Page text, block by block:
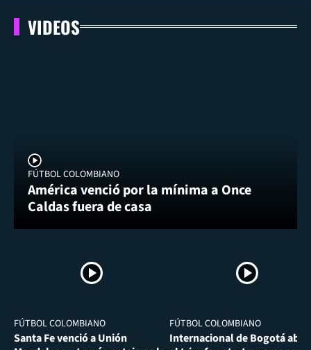
VIDEOS
FÚTBOL COLOMBIANO
América venció por la mínima a Once
Caldas fuera de casa
FÚTBOL COLOMBIANO
Santa Fe venció a Unión
FÚTBOL COLOMBIANO
Internacional de Bogotá